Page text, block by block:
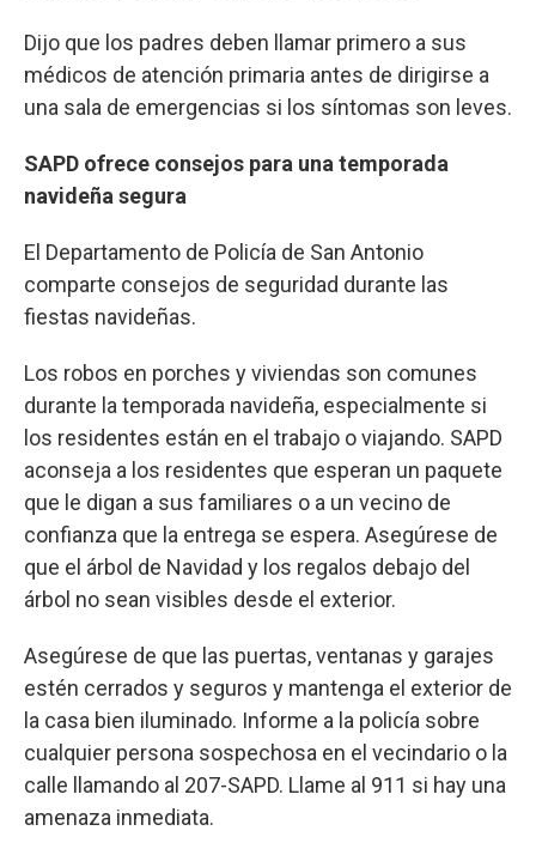
Dijo que los padres deben llamar primero a sus
médicos de atención primaria antes de dirigirse a
una sala de emergencias si los síntomas son leves.
SAPD ofrece consejos para una temporada
navideña segura
El Departamento de Policía de San Antonio
comparte consejos de seguridad durante las
fiestas navideñas.
Los robos en porches y viviendas son comunes
durante la temporada navideña, especialmente si
los residentes están en el trabajo o viajando. SAPD
aconseja a los residentes que esperan un paquete
que le digan a sus familiares o a un vecino de
confianza que la entrega se espera. Asegúrese de
que el árbol de Navidad y los regalos debajo del
árbol no sean visibles desde el exterior.
Asegúrese de que las puertas, ventanas y garajes
estén cerrados y seguros y mantenga el exterior de
la casa bien iluminado. Informe a la policía sobre
cualquier persona sospechosa en el vecindario o la
calle llamando al 207-SAPD. Llame al 911 si hay una
amenaza inmediata.